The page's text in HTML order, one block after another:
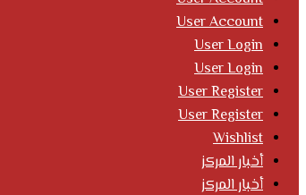
User Account
User Login
User Login
User Register
User Register
Wishlist
أخبار المركز
أخبار المركز